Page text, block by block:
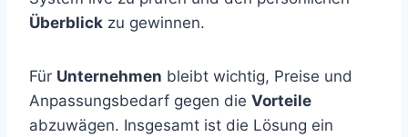
Überblick zu gewinnen.
Für Unternehmen bleibt wichtig, Preise und
Anpassungsbedarf gegen die Vorteile
abzuwägen. Insgesamt ist die Lösung ein